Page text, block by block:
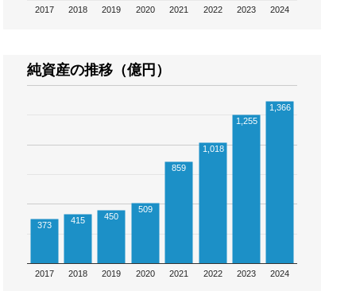
2017 2018 2019 2020 2021 2022 2023 2024
純資産の推移（億円）
2017 2018 2019 2020 2021 2022 2023 2024
373 415 450
509
859
1,018
1,255
1,366